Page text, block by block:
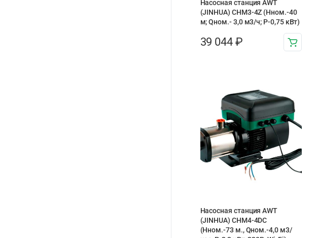
Насосная станция AWT
(JINHUA) CHM3-4Z (Hном.-40
м; Qном.- 3,0 м3/ч; P-0,75 кВт)
39 044₽
Насосная станция AWT
(JINHUA) CHM4-4DC
(Нном.-73 м., Qном.-4,0 м3/